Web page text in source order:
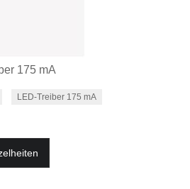
175 mA
LED-Treiber 175 mA